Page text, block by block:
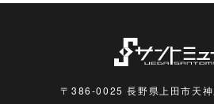
〒386-0025 長野県上田市天